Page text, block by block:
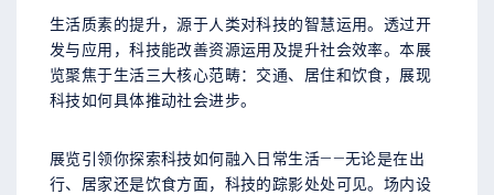
生活质素的提升，源于人类对科技的智慧运用。透过开
发与应用，科技能改善资源运用及提升社会效率。本展
览聚焦于生活三大核心范畴：交通、居住和饮食，展现
科技如何具体推动社会进步。
展览引领你探索科技如何融入日常生活——无论是在出
行、居家还是饮食方面，科技的踪影处处可见。场内设